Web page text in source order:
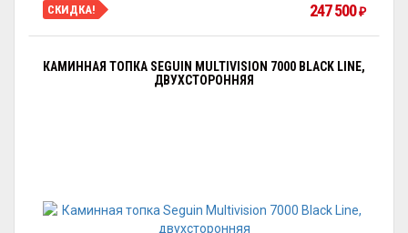
СКИДКА! 247 500 ₽
КАМИННАЯ ТОПКА SEGUIN MULTIVISION 7000 BLACK LINE,
ДВУХСТОРОННЯЯ